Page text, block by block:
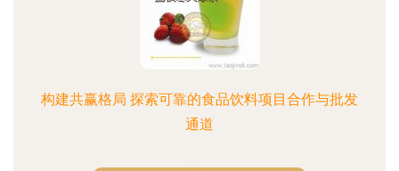
构建共赢格局 探索可靠的食品饮料项目合作与批发
通道